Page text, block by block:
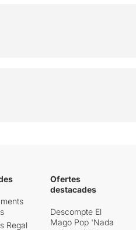
Regal
Ofertes
destacades
Descompte El
Mago Pop 'Nada